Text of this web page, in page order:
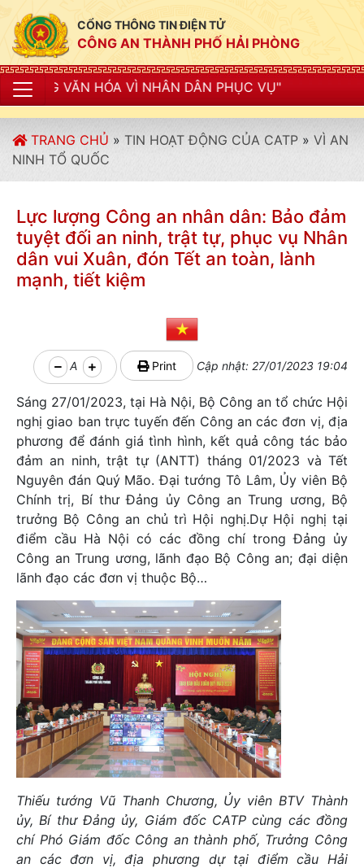
CỔNG THÔNG TIN ĐIỆN TỬ
CÔNG AN THÀNH PHỐ HẢI PHÒNG
VÌ NHÂN DÂN PHỤC VỤ"
TRANG CHỦ » TIN HOẠT ĐỘNG CỦA CATP » VÌ AN
NINH TỔ QUỐC
Lực lượng Công an nhân dân: Bảo đảm
tuyệt đối an ninh, trật tự, phục vụ Nhân
dân vui Xuân, đón Tết an toàn, lành
mạnh, tiết kiệm
A Print Cập nhật: 27/01/2023 19:04
Sáng 27/01/2023, tại Hà Nội, Bộ Công an tổ chức Hội
nghị giao ban trực tuyến đến Công an các đơn vị, địa
phương để đánh giá tình hình, kết quả công tác bảo
đảm an ninh, trật tự (ANTT) tháng 01/2023 và Tết
Nguyên đán Quý Mão. Đại tướng Tô Lâm, Ủy viên Bộ
Chính trị, Bí thư Đảng ủy Công an Trung ương, Bộ
trưởng Bộ Công an chủ trì Hội nghị.Dự Hội nghị tại
điểm cầu Hà Nội có các đồng chí trong Đảng ủy
Công an Trung ương, lãnh đạo Bộ Công an; đại diện
lãnh đạo các đơn vị thuộc Bộ…
Thiếu tướng Vũ Thanh Chương, Ủy viên BTV Thành
ủy, Bí thư Đảng ủy, Giám đốc CATP cùng các đồng
chí Phó Giám đốc Công an thành phố, Trưởng Công
an các đơn vị, địa phương dự tại điểm cầu Hải